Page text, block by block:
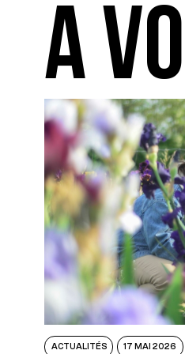
A
ACTUALITÉS 17 MAI 2026